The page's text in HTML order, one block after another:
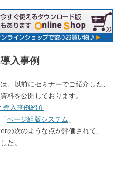
入事例
、以前にセミナーでご紹介した、
料を公開しております。
入事例紹介
ページ組版システム 」
次のような点が評価されて、
た。